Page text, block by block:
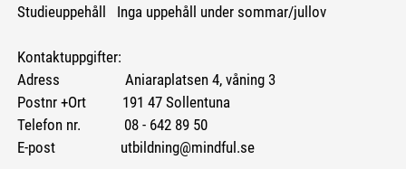
Studieuppehåll Inga uppehåll under sommar/jullov
Kontaktuppgifter:
Adress Aniaraplatsen 4, våning 3
Postnr +Ort 191 47 Sollentuna
Telefon nr. 08 - 642 89 50
E-post utbildning@mindful.se